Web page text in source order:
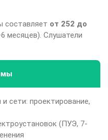
составляет от 252 до
месяцев). Слушатели
сети: проектирование,
(ПУЭ, 7-